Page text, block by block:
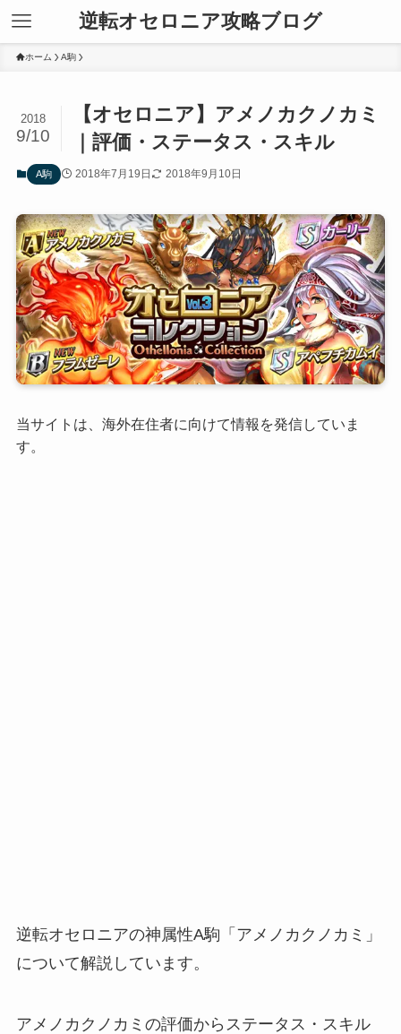
逆転オセロニア攻略ブログ
ホーム A駒
【オセロニア】アメノカクノカミ
｜評価・ステータス・スキル
2018
9/10
A駒 2018年7月19日 2018年9月10日
当サイトは、海外在住者に向けて情報を発信していま
す。
逆転オセロニアの神属性A駒「アメノカクノカミ」
について解説しています。
アメノカクノカミの評価からステータス・スキル